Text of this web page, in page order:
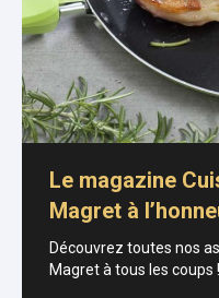
Le magazine
Magret à
Découvrez toutes nos
Magret à tous les coups !